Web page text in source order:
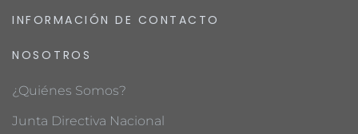
INFORMACIÓN DE CONTACTO
NOSOTROS
¿Quiénes Somos?
Junta Directiva Nacional